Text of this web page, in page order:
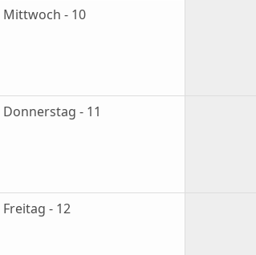
Mittwoch - 10
Donnerstag - 11
Freitag - 12